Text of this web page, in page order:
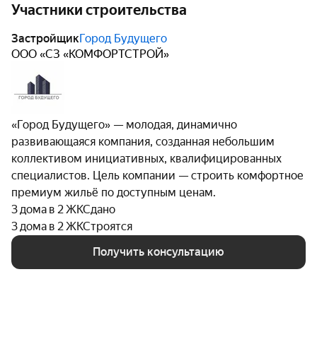
Участники строительства
ЗастройщикГород Будущего
ООО «СЗ «КОМФОРТСТРОЙ»
«Город Будущего» — молодая, динамично
развивающаяся компания, созданная небольшим
коллективом инициативных, квалифицированных
специалистов. Цель компании — строить комфортное
премиум жильё по доступным ценам.
3 дома в 2 ЖКСдано
3 дома в 2 ЖКСтроятся
Получить консультацию